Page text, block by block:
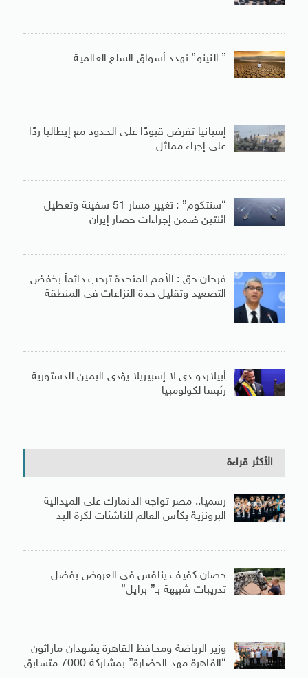
” النينو” تهدد أسواق السلع العالمية
إسبانيا تفرض قيودًا على الحدود مع إيطاليا ردًا
على إجراء مماثل
“سنتكوم” : تغيير مسار 51 سفينة وتعطيل
اثنتين ضمن إجراءات حصار إيران
فرحان حق : الأمم المتحدة ترحب دائماً بخفض
التصعيد وتقليل حدة النزاعات فى المنطقة
أبيلاردو دى لا إسبيريلا يؤدى اليمين الدستورية
رئيسا لكولومبيا
الأكثر قراءة
رسميا.. مصر تواجه الدنمارك على الميدالية
البرونزية بكأس العالم للناشئات لكرة اليد
حصان كفيف ينافس فى العروض بفضل
تدريبات شبيهة بـ” برايل”
وزير الرياضة ومحافظ القاهرة يشهدان ماراثون
“القاهرة مهد الحضارة” بمشاركة 7000 متسابق